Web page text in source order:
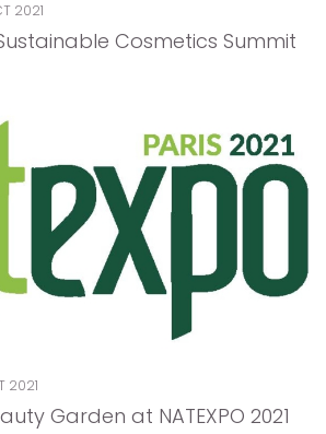
2021
Cosmetics Summit
2021
Garden at NATEXPO 2021